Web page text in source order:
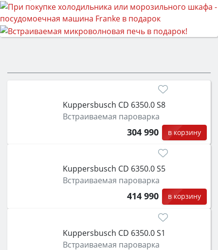
Kuppersbusch CD 6350.0 S8
Встраиваемая пароварка
304 990 в корзину
Kuppersbusch CD 6350.0 S5
Встраиваемая пароварка
414 990 в корзину
Kuppersbusch CD 6350.0 S1
Встраиваемая пароварка